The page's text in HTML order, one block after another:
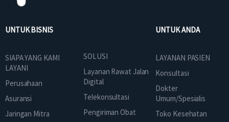
UNTUK BISNIS
SIAPA YANG KAMI
LAYANI
Perusahaan
Asuransi
Jaringan Mitra
SOLUSI
Layanan Rawat Jalan
Digital
Telekonsultasi
Pengiriman Obat
UNTUK ANDA
LAYANAN PASIEN
Konsultasi
Dokter
Umum/Spesialis
Toko Kesehatan